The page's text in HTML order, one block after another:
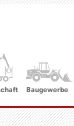
Baugewerbe